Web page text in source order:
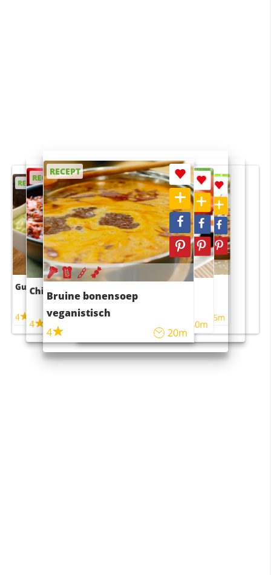
RECEPT
Guacamole
4
RECEPT
Chili con carne
4 45m
RECEPT
Bruine bonensoep
veganistisch
4
20m
RECEPT
Sushi rijstsalade
maaltijdsalade
40m
RECEPT
4 55m